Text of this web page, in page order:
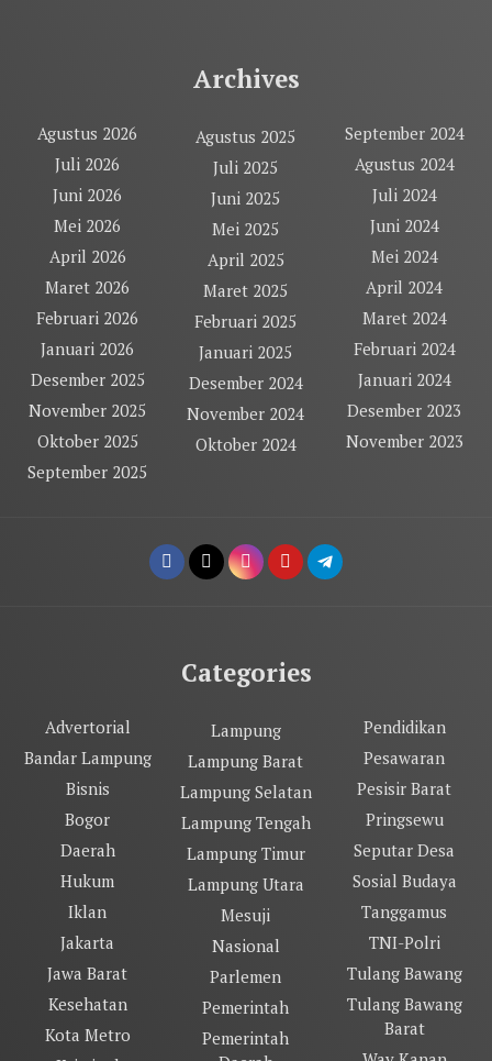
Archives
Agustus 2026
Juli 2026
Juni 2026
Mei 2026
April 2026
Maret 2026
Februari 2026
Januari 2026
Desember 2025
November 2025
Oktober 2025
September 2025
Agustus 2025
Juli 2025
Juni 2025
Mei 2025
April 2025
Maret 2025
Februari 2025
Januari 2025
Desember 2024
November 2024
Oktober 2024
September 2024
Agustus 2024
Juli 2024
Juni 2024
Mei 2024
April 2024
Maret 2024
Februari 2024
Januari 2024
Desember 2023
November 2023
Categories
Advertorial
Bandar Lampung
Bisnis
Bogor
Daerah
Hukum
Iklan
Jakarta
Jawa Barat
Kesehatan
Kota Metro
Lampung
Lampung Barat
Lampung Selatan
Lampung Tengah
Lampung Timur
Lampung Utara
Mesuji
Nasional
Parlemen
Pemerintah
Pemerintah
Pendidikan
Pesawaran
Pesisir Barat
Pringsewu
Seputar Desa
Sosial Budaya
Tanggamus
TNI-Polri
Tulang Bawang
Tulang Bawang
Barat